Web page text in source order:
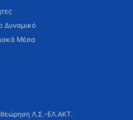
Δυναμικό
Μέσα
Λ.Σ.-ΕΛ.ΑΚΤ.